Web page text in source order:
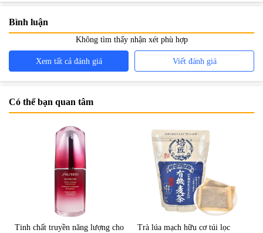
Bình luận
Không tìm thấy nhận xét phù hợp
Xem tất cả đánh giá Viết đánh giá
Có thể bạn quan tâm
Tinh chất truyền năng lượng cho
Trà lúa mạch hữu cơ túi lọc